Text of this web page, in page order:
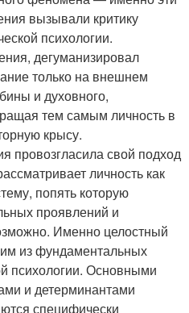
вызывали критику
психологии.
дегуманизировал
только на внешнем
и духовного,
тем самым личность в
крысу.
провозгласила свой подход
личность как
попять которую
проявлений и
Именно целостный
из фундаментальных
психологии. Основными
и детерминантами
специфически